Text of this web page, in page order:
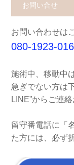
お問い合せ
お問い合わせは
080-1923-
施術中、移動中
急ぎでない方は
LINE”からご連
留守番電話に「
た方には、必ず